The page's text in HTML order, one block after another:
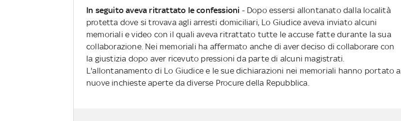
In seguito aveva ritrattato le confessioni - Dopo essersi allontanato dalla località
protetta dove si trovava agli arresti domiciliari, Lo Giudice aveva inviato alcuni
memoriali e video con il quali aveva ritrattato tutte le accuse fatte durante la sua
collaborazione. Nei memoriali ha affermato anche di aver deciso di collaborare con
la giustizia dopo aver ricevuto pressioni da parte di alcuni magistrati.
L'allontanamento di Lo Giudice e le sue dichiarazioni nei memoriali hanno portato a
nuove inchieste aperte da diverse Procure della Repubblica.